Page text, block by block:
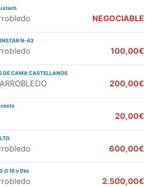
NEGOCIABLE
N-43
100,00€
DE CAMA CASTELLANOS
200,00€
20,00€
600,00€
16 v Dto
2.500,00€